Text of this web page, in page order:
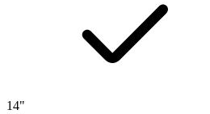
14"